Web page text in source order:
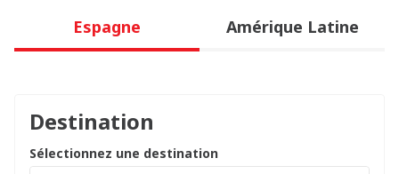
Espagne Amérique Latine
Destination
Sélectionnez une destination